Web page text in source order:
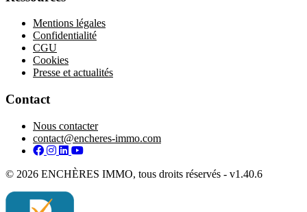
Mentions légales
Confidentialité
CGU
Cookies
Presse et actualités
Contact
Nous contacter
contact@encheres-immo.com
Facebook
Instagram
LinkedIn
YouTube
© 2026 ENCHÈRES IMMO, tous droits réservés - v1.40.6